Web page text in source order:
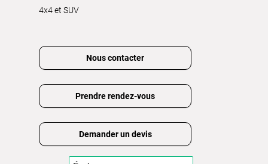
4x4 et SUV
Nous contacter
Prendre rendez-vous
Demander un devis